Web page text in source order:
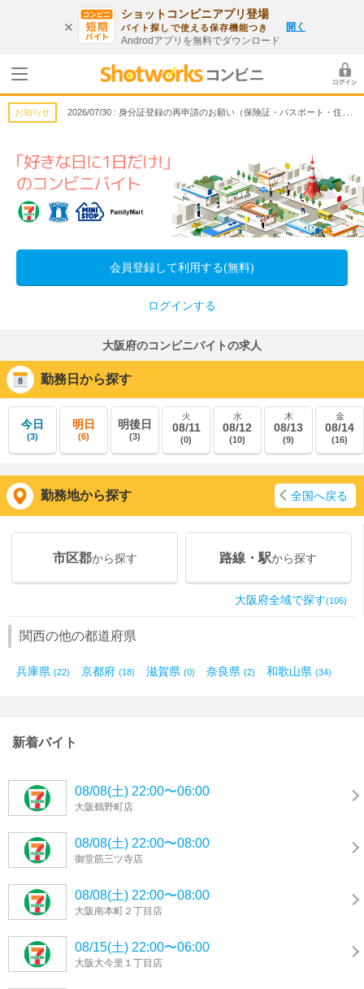
ショットコンビニアプリ登場
バイト探しで使える保存機能つき
Androdアプリを無料でダウンロード
開く
お知らせ 2026/07/30 : 身分証登録の再申請のお願い（保険証・パスポート・住基カード対象）
会員登録して利用する(無料)
ログインする
大阪府のコンビニバイトの求人
勤務日から探す
今日
(3)
明日
(6)
明後日
(3)
火
08/11
(0)
水
08/12
(10)
木
08/13
(9)
金
08/14
(16)
勤務地から探す 全国へ戻る
市区郡から探す 路線・駅から探す
大阪府全域で探す(106)
関西の他の都道府県
兵庫県 (22) 京都府 (18) 滋賀県 (0) 奈良県 (2) 和歌山県 (34)
新着バイト
08/08(土) 22:00〜06:00
大阪鶴野町店
08/08(土) 22:00〜08:00
御堂筋三ツ寺店
08/08(土) 22:00〜08:00
大阪南本町２丁目店
08/15(土) 22:00〜06:00
大阪大今里１丁目店